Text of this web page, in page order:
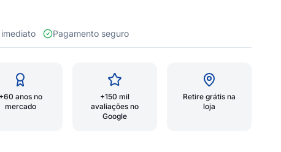
imediato
Pagamento seguro
+60 anos no
mercado
+150 mil
avaliações no
Google
Retire grátis na
loja